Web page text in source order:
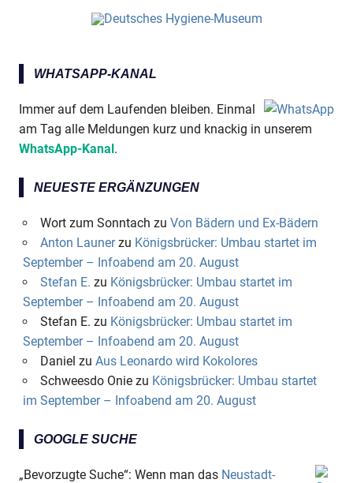
WHATSAPP-KANAL
Immer auf dem Laufenden bleiben. Einmal
am Tag alle Meldungen kurz und knackig in unserem
WhatsApp-Kanal.
NEUESTE ERGÄNZUNGEN
Wort zum Sonntach zu Von Bädern und Ex-Bädern
Anton Launerzu Königsbrücker: Umbau startet im
September – Infoabend am 20. August
Stefan E. zu Königsbrücker: Umbau startet im
September – Infoabend am 20. August
Stefan E. zu Königsbrücker: Umbau startet im
September – Infoabend am 20. August
Daniel zu Aus Leonardo wird Kokolores
Schweesdo Oniezu Königsbrücker: Umbau startet
im September – Infoabend am 20. August
GOOGLE SUCHE
„Bevorzugte Suche“: Wenn man das Neustadt-